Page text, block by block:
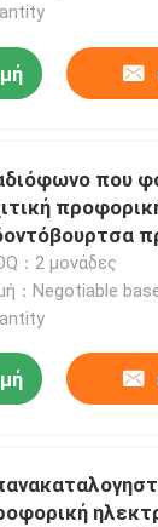
που
μπαταρία
：2 μονάδες
：Negotiable